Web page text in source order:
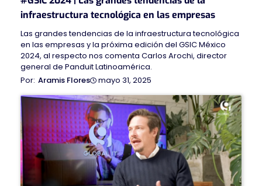
infraestructura tecnológica en las empresas
Las grandes tendencias de la infraestructura tecnológica
en las empresas y la próxima edición del GSIC México
2024, al respecto nos comenta Carlos Arochi, director
general de Panduit Latinoamérica.
Aramis Flores
mayo 31, 2025